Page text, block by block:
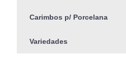
Carimbos p/ Porcelana
Variedades